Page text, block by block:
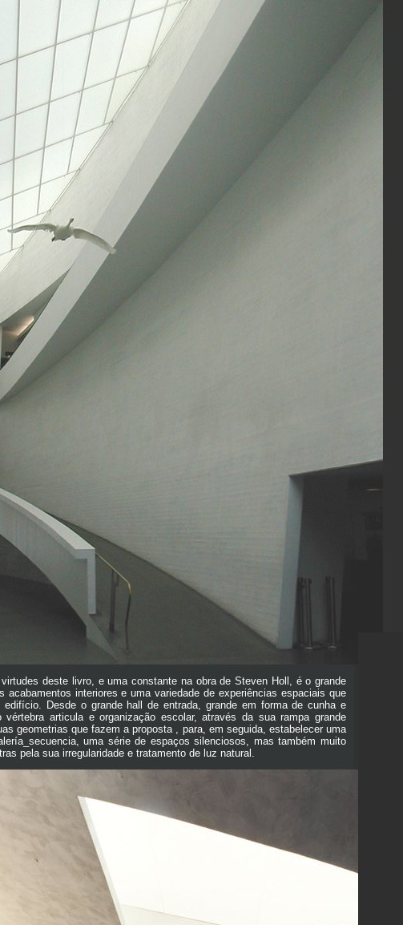
deste livro, e uma constante na obra de Steven Holl, é o grande
acabamentos interiores e uma variedade de experiências espaciais que
Desde o grande hall de entrada, grande em forma de cunha e
articula e organização escolar, através da sua rampa grande
geometrias que fazem a proposta , para, em seguida, estabelecer uma
uma série de espaços silenciosos, mas também muito
pela sua irregularidade e tratamento de luz natural.